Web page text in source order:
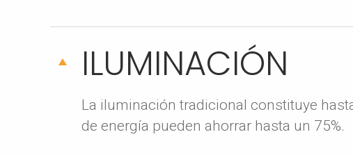
ILUMINACIÓN
La iluminación tradicional constituye
de energía pueden ahorrar hasta un 75%.